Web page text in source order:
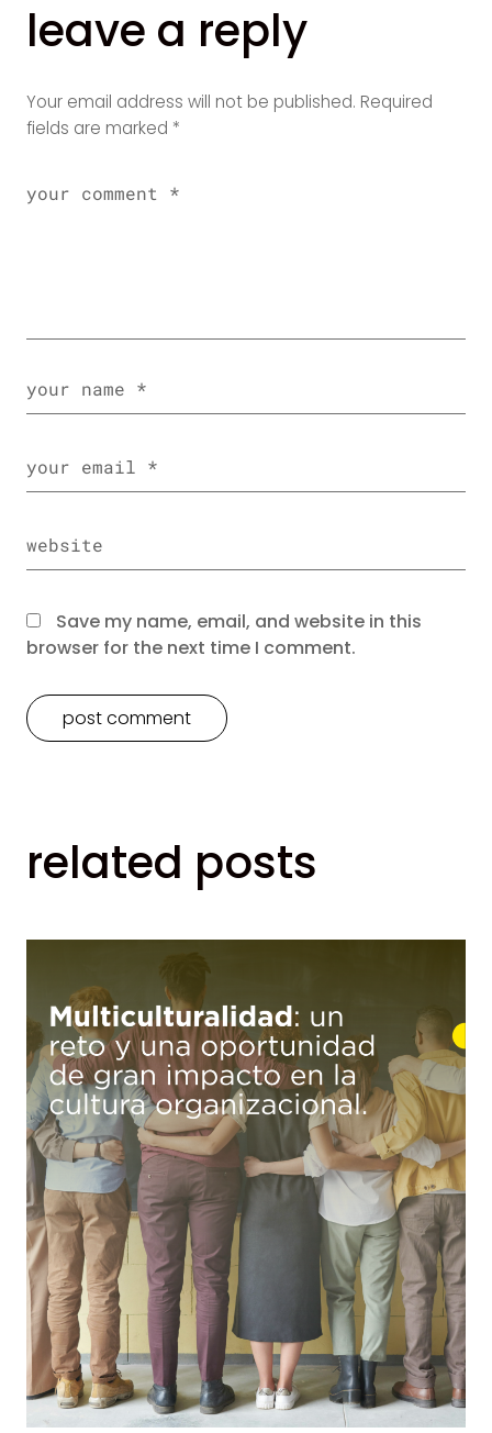
leave a reply
Your email address will not be published. Required
fields are marked *
Save my name, email, and website in this
browser for the next time I comment.
related posts